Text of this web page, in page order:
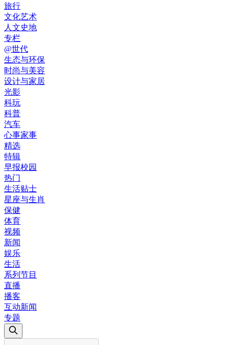
旅行
文化艺术
人文史地
专栏
@世代
生态与环保
时尚与美容
设计与家居
光影
科玩
科普
汽车
心事家事
精选
特辑
早报校园
热门
生活贴士
星座与生肖
保健
体育
视频
新闻
娱乐
生活
系列节目
直播
播客
互动新闻
专题